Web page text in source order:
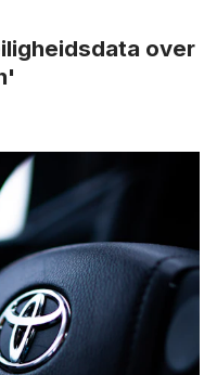
over